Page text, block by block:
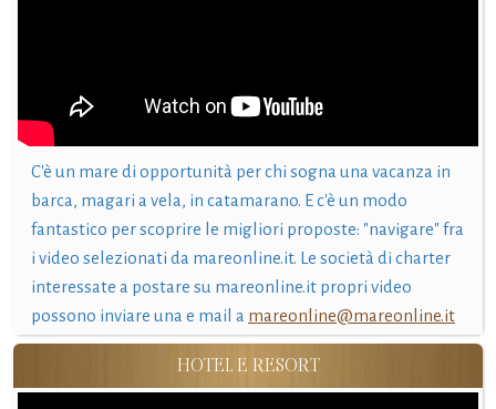
C'è un mare di opportunità per chi sogna una vacanza in
barca, magari a vela, in catamarano. E c'è un modo
fantastico per scoprire le migliori proposte: "navigare" fra
i video selezionati da mareonline.it. Le società di charter
interessate a postare su mareonline.it propri video
possono inviare una e mail a mareonline@mareonline.it
HOTEL E RESORT